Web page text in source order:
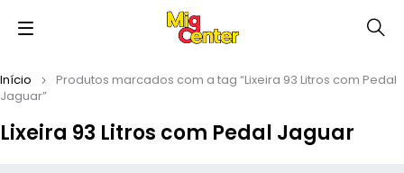
Lixeira 93 Litros com Pedal Jaguar
Início
Produtos marcados com a tag “Lixeira 93 Litros com Pedal
Jaguar”